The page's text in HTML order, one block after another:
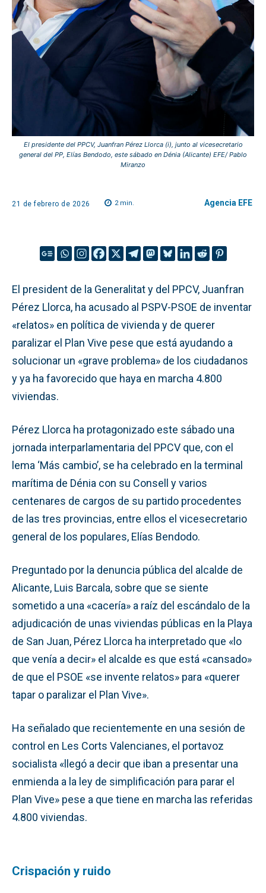
El presidente del PPCV, Juanfran Pérez Llorca (i), junto al vicesecretario
general del PP, Elías Bendodo, este sábado en Dénia (Alicante) EFE/ Pablo
Miranzo
21 de febrero de 2026 2min. Agencia EFE
El president de la Generalitat y del PPCV, Juanfran
Pérez Llorca, ha acusado al PSPV-PSOE de inventar
«relatos» en política de vivienda y de querer
paralizar el Plan Vive pese que está ayudando a
solucionar un «grave problema» de los ciudadanos
y ya ha favorecido que haya en marcha 4.800
viviendas.
Pérez Llorca ha protagonizado este sábado una
jornada interparlamentaria del PPCV que, con el
lema ‘Más cambio’, se ha celebrado en la terminal
marítima de Dénia con su Consell y varios
centenares de cargos de su partido procedentes
de las tres provincias, entre ellos el vicesecretario
general de los populares, Elías Bendodo.
Preguntado por la denuncia pública del alcalde de
Alicante, Luis Barcala, sobre que se siente
sometido a una «cacería» a raíz del escándalo de la
adjudicación de unas viviendas públicas en la Playa
de San Juan, Pérez Llorca ha interpretado que «lo
que venía a decir» el alcalde es que está «cansado»
de que el PSOE «se invente relatos» para «querer
tapar o paralizar el Plan Vive».
Ha señalado que recientemente en una sesión de
control en Les Corts Valencianes, el portavoz
socialista «llegó a decir que iban a presentar una
enmienda a la ley de simplificación para parar el
Plan Vive» pese a que tiene en marcha las referidas
4.800 viviendas.
Crispación y ruido